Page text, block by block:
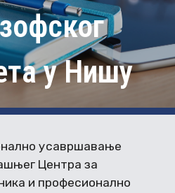
у Нишу
усавршавање
Центра за
и професионално